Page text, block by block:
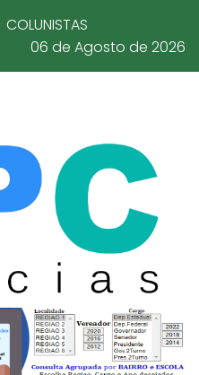
COLUNISTAS
06 de Agosto de 2026